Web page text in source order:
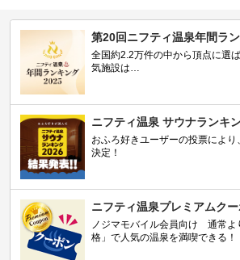
第20回ニフティ温泉年間ラ
全国約2.2万件の中から頂点に選
気施設は…
ニフティ温泉 サウナランキ
おふろ好きユーザーの投票によ
決定！
ニフティ温泉プレミアムク
ノジマモバイル会員向け 通常よ
格」で人気の温泉を満喫できる！